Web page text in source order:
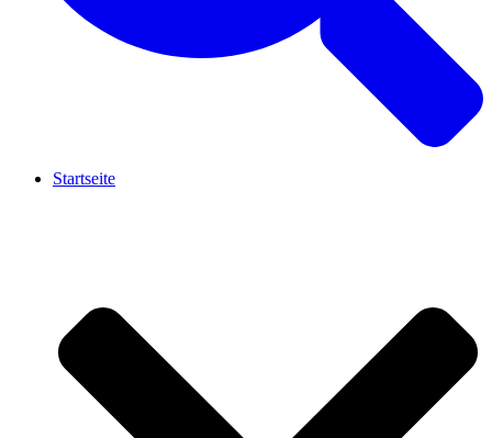
Startseite